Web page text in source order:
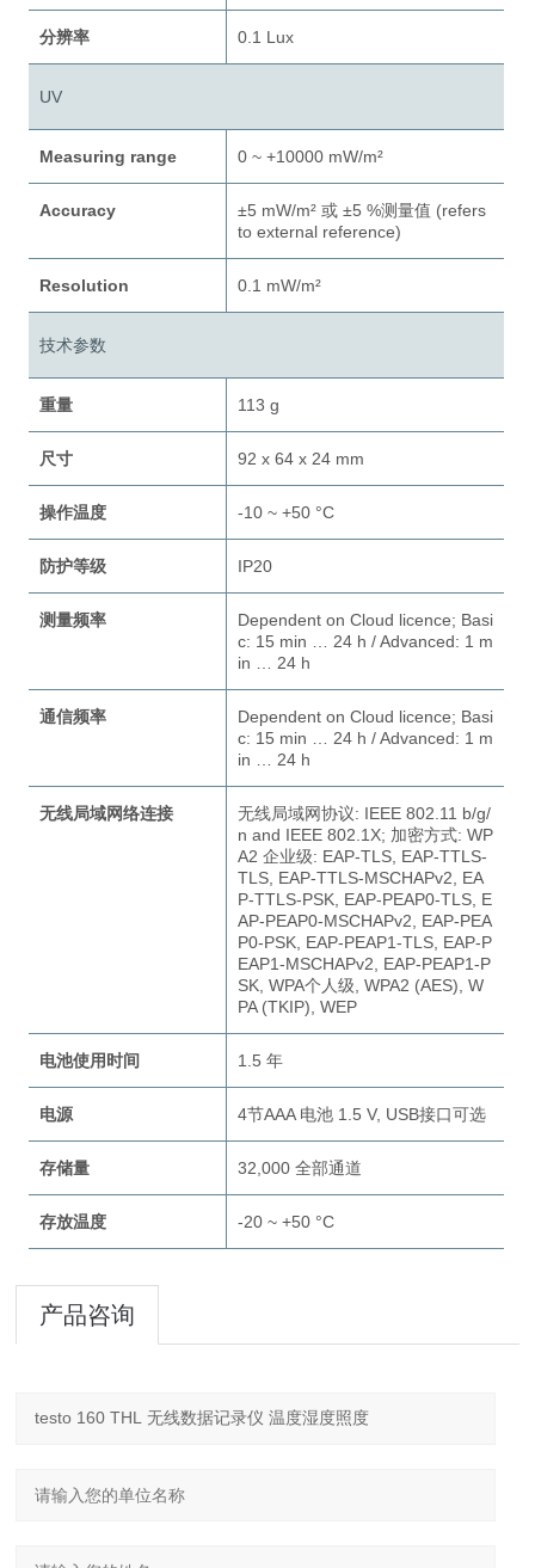
分辨率 0.1 Lux
UV
Measuring range 0 ~ +10000 mW/m²
Accuracy
±5 mW/m² 或 ±5 %测量值 (refers
to external reference)
Resolution 0.1 mW/m²
技术参数
重量 113 g
尺寸 92 x 64 x 24 mm
操作温度 -10 ~ +50 °C
防护等级 IP20
测量频率
Dependent on Cloud licence; Basi
c: 15 min … 24 h / Advanced: 1 m
in … 24 h
通信频率
Dependent on Cloud licence; Basi
c: 15 min … 24 h / Advanced: 1 m
in … 24 h
无线局域网络连接
无线局域网协议: IEEE 802.11 b/g/
n and IEEE 802.1X; 加密方式: WP
A2 企业级: EAP-TLS, EAP-TTLS-
TLS, EAP-TTLS-MSCHAPv2, EA
P-TTLS-PSK, EAP-PEAP0-TLS, E
AP-PEAP0-MSCHAPv2, EAP-PEA
P0-PSK, EAP-PEAP1-TLS, EAP-P
EAP1-MSCHAPv2, EAP-PEAP1-P
SK, WPA个人级, WPA2 (AES), W
PA (TKIP), WEP
电池使用时间 1.5 年
电源 4节AAA 电池 1.5 V, USB接口可选
存储量 32,000 全部通道
存放温度 -20 ~ +50 °C
产品咨询